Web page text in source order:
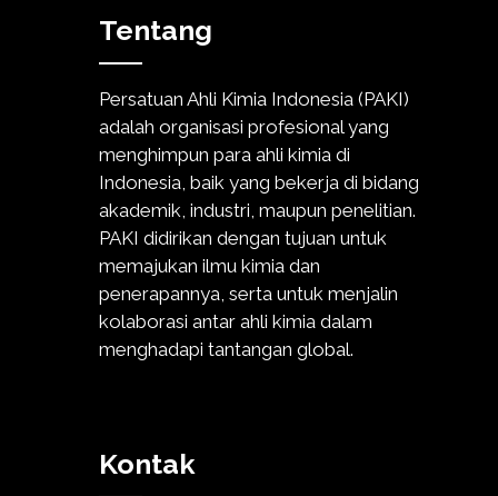
Tentang
Persatuan Ahli Kimia Indonesia (PAKI)
adalah organisasi profesional yang
menghimpun para ahli kimia di
Indonesia, baik yang bekerja di bidang
akademik, industri, maupun penelitian.
PAKI didirikan dengan tujuan untuk
memajukan ilmu kimia dan
penerapannya, serta untuk menjalin
kolaborasi antar ahli kimia dalam
menghadapi tantangan global.
Kontak